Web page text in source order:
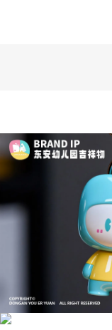
成功案例：品牌